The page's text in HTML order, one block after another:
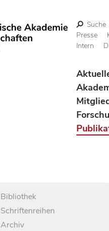
Suche
Presse
Intern
Bibliothek
Schriftenreihen
Archiv